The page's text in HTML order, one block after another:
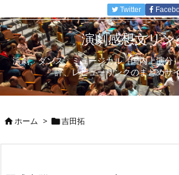
Twitter
演劇感想文リン
演劇、ダンス、ミュージカル（国内上演分
評、レビューリンクのまとめサ
ホーム > 吉田拓